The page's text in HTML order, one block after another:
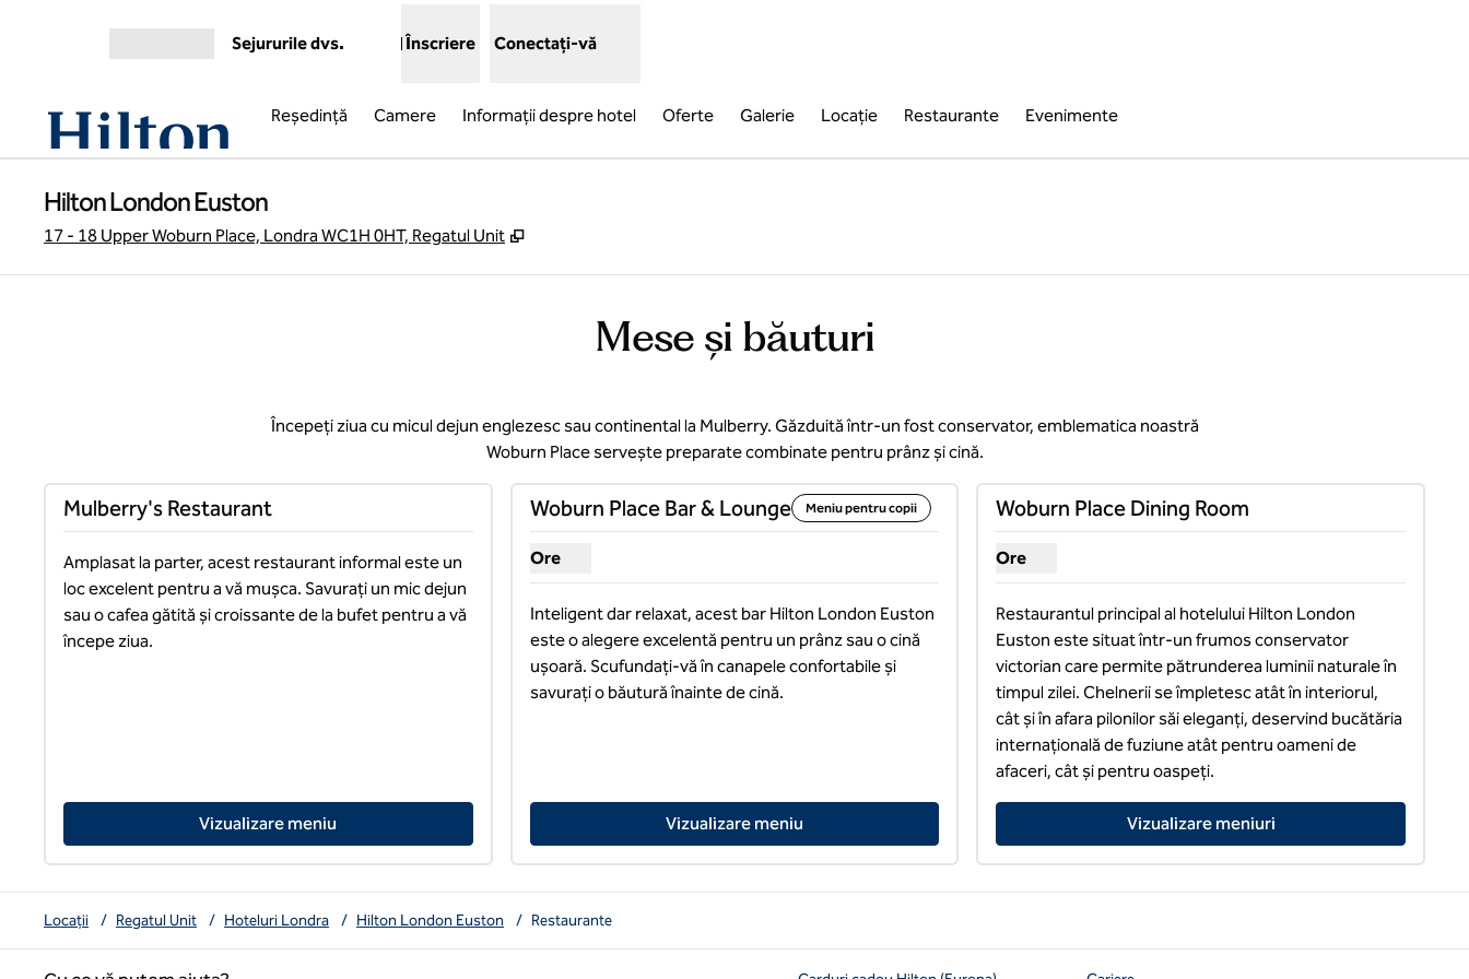
Sejururile dvs. Înscriere Conectați-vă
Reşedinţă Camere Informații despre hotel Oferte Galerie Locaţie Restaurante Evenimente
Hilton London Euston
17 - 18 Upper Woburn Place, Londra WC1H 0HT, Regatul Unit ,
Mese și băuturi
Începeți ziua cu micul dejun englezesc sau continental la Mulberry. Găzduită într-un fost conservator, emblematica noastră
Woburn Place servește preparate combinate pentru prânz și cină.
Mulberry's Restaurant
Amplasat la parter, acest restaurant informal este un
loc excelent pentru a vă mușca. Savurați un mic dejun
sau o cafea gătită și croissante de la bufet pentru a vă
începe ziua.
Vizualizare meniu
Woburn Place Bar & Lounge Meniu pentru copii
Ore
Afișare ore pentru Woburn Place Bar & Lounge
Inteligent dar relaxat, acest bar Hilton London Euston
este o alegere excelentă pentru un prânz sau o cină
ușoară. Scufundați-vă în canapele confortabile și
savurați o băutură înainte de cină.
Vizualizare meniu
Woburn Place Dining Room
Ore
Afișare ore pentru sala de mese Woburn Place
Restaurantul principal al hotelului Hilton London
Euston este situat într-un frumos conservator
victorian care permite pătrunderea luminii naturale în
timpul zilei. Chelnerii se împletesc atât în interiorul,
cât și în afara pilonilor săi eleganți, deservind bucătăria
internațională de fuziune atât pentru oameni de
afaceri, cât și pentru oaspeți.
Vizualizare meniuri
Locații / Regatul Unit / Hoteluri Londra / Hilton London Euston / Restaurante